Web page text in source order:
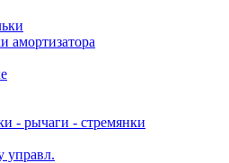
- рычаги - стремянки
управл.